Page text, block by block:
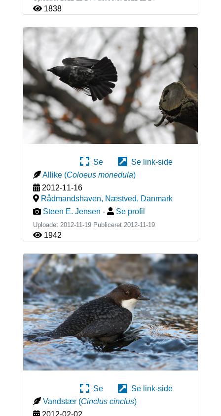
1838
Se
Se link-side
Allike (Coloeus monedula)
2012-11-16
Rådmandshaven, Næstved, Danmark
Steen E. Jensen - Se profil
Uploadet 2012-11-19 Publiceret 2012-11-19
1942
Se
Se link-side
Vandstær (Cinclus cinclus)